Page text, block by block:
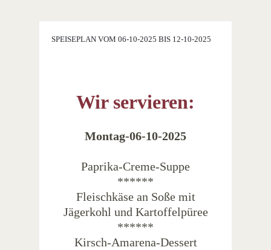
SPEISEPLAN VOM 06-10-2025 BIS 12-10-2025
Wir servieren:
Montag-06-10-2025
Paprika-Creme-Suppe
******
Fleischkäse an Soße mit
Jägerkohl und Kartoffelpüree
******
Kirsch-Amarena-Dessert